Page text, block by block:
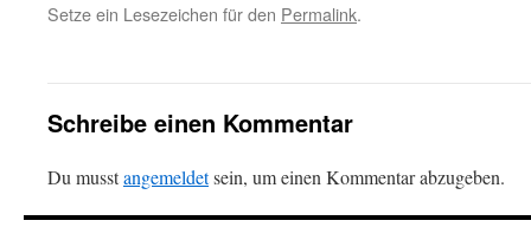
Setze ein Lesezeichen für den Permalink.
Schreibe einen Kommentar
Du musstangemeldetsein, um einen Kommentar abzugeben.